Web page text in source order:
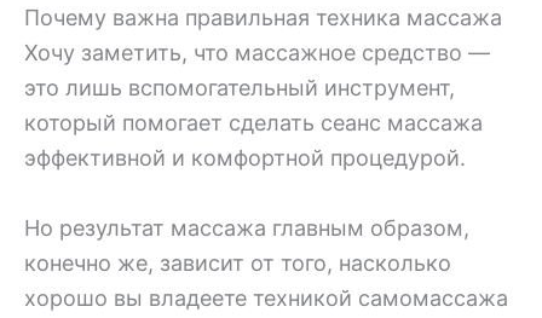
Почему важна правильная техника массажа
Хочу заметить, что массажное средство —
это лишь вспомогательный инструмент,
который помогает сделать сеанс массажа
эффективной и комфортной процедурой.
Но результат массажа главным образом,
конечно же, зависит от того, насколько
хорошо вы владеете техникой самомассажа